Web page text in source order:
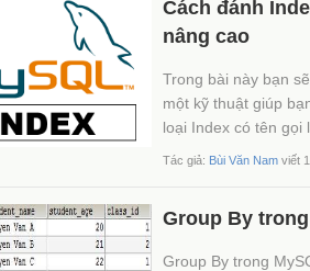
Cách đánh
nâng cao
Trong bài này bạn
một kỹ thuật giúp
loại Index có tên gọi
Tác giả: Bùi Văn Nam viết
Group By
Group By trong